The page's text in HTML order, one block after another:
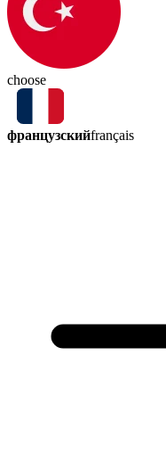
choose
французскийfrançais